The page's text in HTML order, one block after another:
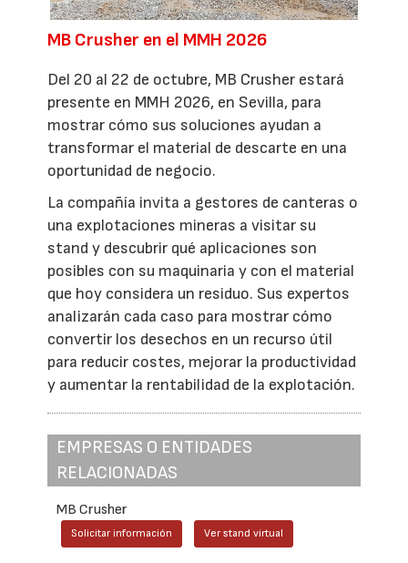
MB Crusher en el MMH 2026
Del 20 al 22 de octubre, MB Crusher estará
presente en MMH 2026, en Sevilla, para
mostrar cómo sus soluciones ayudan a
transformar el material de descarte en una
oportunidad de negocio.
La compañía invita a gestores de canteras o
una explotaciones mineras a visitar su
stand y descubrir qué aplicaciones son
posibles con su maquinaria y con el material
que hoy considera un residuo. Sus expertos
analizarán cada caso para mostrar cómo
convertir los desechos en un recurso útil
para reducir costes, mejorar la productividad
y aumentar la rentabilidad de la explotación.
EMPRESAS O ENTIDADES
RELACIONADAS
MB Crusher
Solicitar información Ver stand virtual